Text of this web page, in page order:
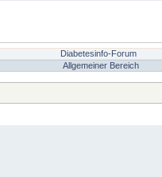
Diabetesinfo-Forum
Allgemeiner Bereich